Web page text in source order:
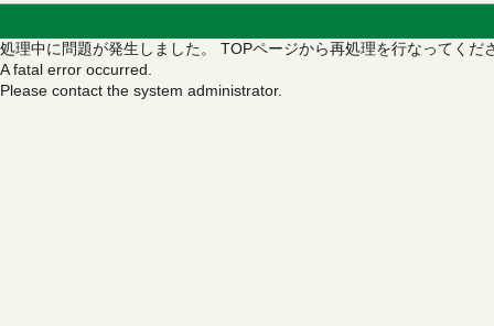
処理中に問題が発生しました。 TOPページから再処理を行なってくだ
A fatal error occurred.
Please contact the system administrator.